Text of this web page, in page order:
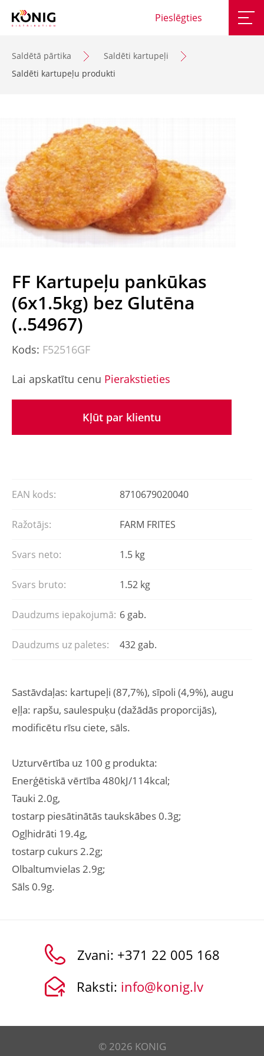
Pieslēgties
Saldētā pārtika
Saldēti kartupeļi
Saldēti kartupeļu produkti
FF Kartupeļu pankūkas
(6x1.5kg) bez Glutēna
(..54967)
Kods: F52516GF
Lai apskatītu cenu Pierakstieties
Kļūt par klientu
EAN kods: 8710679020040
Ražotājs: FARM FRITES
Svars neto: 1.5 kg
Svars bruto: 1.52 kg
Daudzums iepakojumā: 6 gab.
Daudzums uz paletes: 432 gab.
Sastāvdaļas: kartupeļi (87,7%), sīpoli (4,9%), augu
eļļa: rapšu, saulespuķu (dažādās proporcijās),
modificētu rīsu ciete, sāls.
Uzturvērtība uz 100 g produkta:
Enerģētiskā vērtība 480kJ/114kcal;
Tauki 2.0g,
tostarp piesātinātās taukskābes 0.3g;
Ogļhidrāti 19.4g,
tostarp cukurs 2.2g;
Olbaltumvielas 2.9g;
Sāls 0.9g.
Zvani: +371 22 005 168
Raksti: info@konig.lv
© 2026 KONIG